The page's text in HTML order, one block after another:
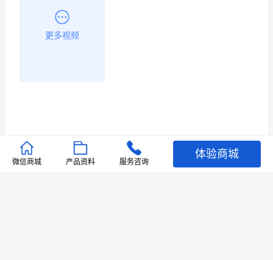
更多视频
推荐文章
微信商城 产品资料 服务咨询
体验商城